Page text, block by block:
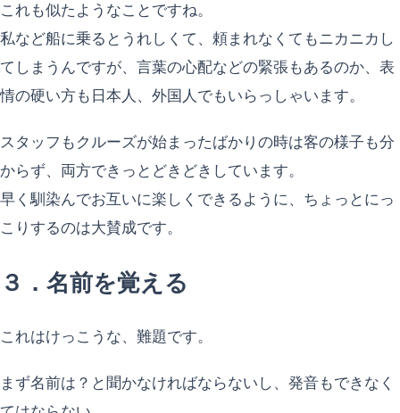
これも似たようなことですね。
私など船に乗るとうれしくて、頼まれなくてもニカニカし
てしまうんですが、言葉の心配などの緊張もあるのか、表
情の硬い方も日本人、外国人でもいらっしゃいます。
スタッフもクルーズが始まったばかりの時は客の様子も分
からず、両方できっとどきどきしています。
早く馴染んでお互いに楽しくできるように、ちょっとにっ
こりするのは大賛成です。
３．名前を覚える
これはけっこうな、難題です。
まず名前は？と聞かなければならないし、発音もできなく